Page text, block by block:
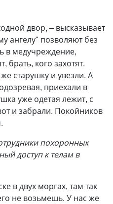
двор, – высказывает
ангелу" позволяют без
в медучреждение,
брать, кого захотят.
старушку и увезли. А
приехали в
уже одетая лежит, с
и забрали. Покойников
похоронных
доступ к телам в
в двух моргах, там так
не возьмешь. У нас же